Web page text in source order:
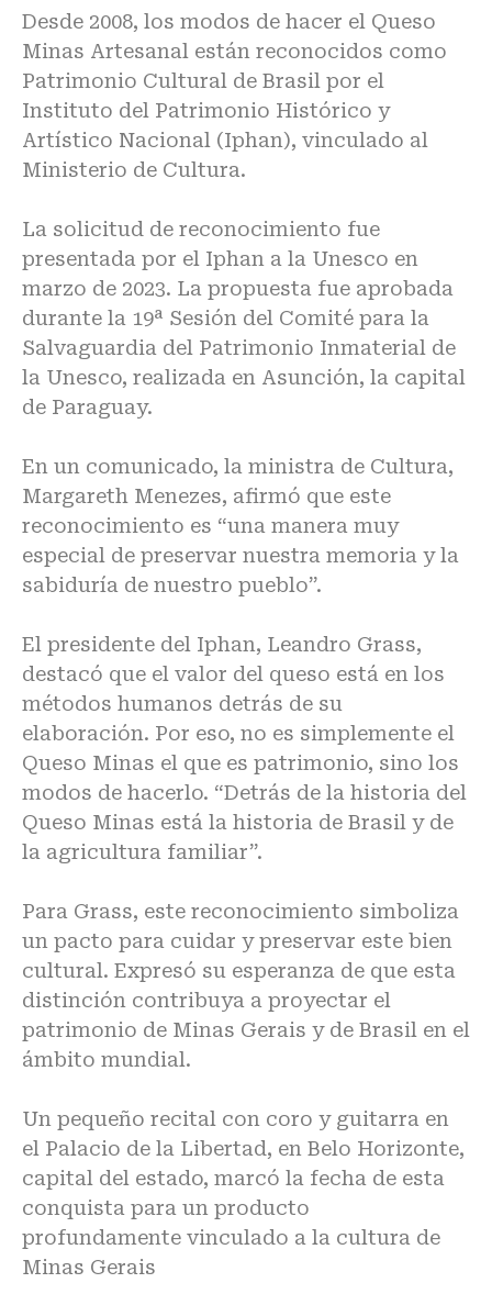
Desde 2008, los modos de hacer el Queso
Minas Artesanal están reconocidos como
Patrimonio Cultural de Brasil por el
Instituto del Patrimonio Histórico y
Artístico Nacional (Iphan), vinculado al
Ministerio de Cultura.
La solicitud de reconocimiento fue
presentada por el Iphan a la Unesco en
marzo de 2023. La propuesta fue aprobada
durante la 19ª Sesión del Comité para la
Salvaguardia del Patrimonio Inmaterial de
la Unesco, realizada en Asunción, la capital
de Paraguay.
En un comunicado, la ministra de Cultura,
Margareth Menezes, afirmó que este
reconocimiento es “una manera muy
especial de preservar nuestra memoria y la
sabiduría de nuestro pueblo”.
El presidente del Iphan, Leandro Grass,
destacó que el valor del queso está en los
métodos humanos detrás de su
elaboración. Por eso, no es simplemente el
Queso Minas el que es patrimonio, sino los
modos de hacerlo. “Detrás de la historia del
Queso Minas está la historia de Brasil y de
la agricultura familiar”.
Para Grass, este reconocimiento simboliza
un pacto para cuidar y preservar este bien
cultural. Expresó su esperanza de que esta
distinción contribuya a proyectar el
patrimonio de Minas Gerais y de Brasil en el
ámbito mundial.
Un pequeño recital con coro y guitarra en
el Palacio de la Libertad, en Belo Horizonte,
capital del estado, marcó la fecha de esta
conquista para un producto
profundamente vinculado a la cultura de
Minas Gerais